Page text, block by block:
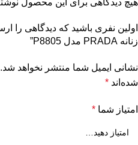
اولین نفری باشید که دیدگاهی را
زنانه PRADA مدل P8805”
نشانی ایمیل شما منتشر نخواهد شد.
شده‌اند *
امتیاز شما *